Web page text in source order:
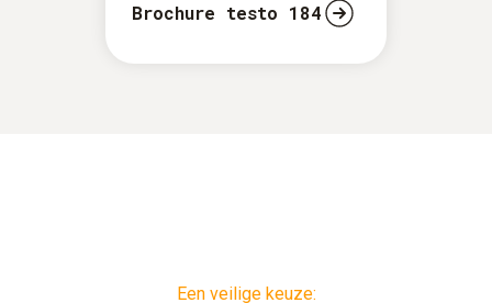
Brochure testo 184
Een veilige keuze: